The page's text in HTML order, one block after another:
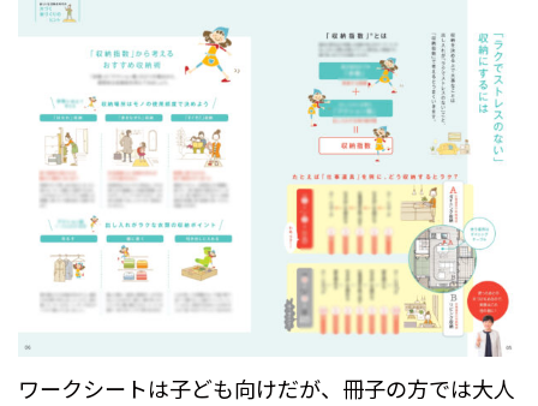
ワークシートは子ども向けだが、冊子の方では大人